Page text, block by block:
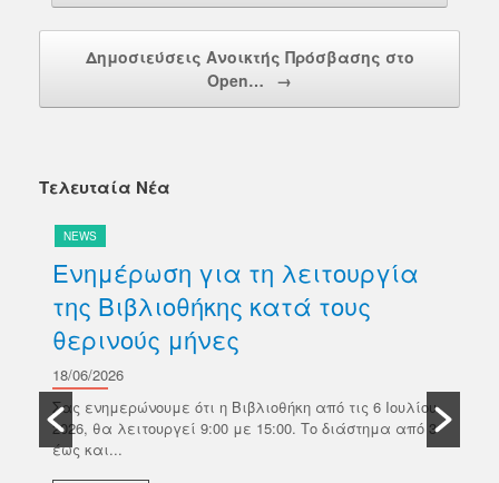
Δημοσιεύσεις Ανοικτής Πρόσβασης στο
Open…
→
Τελευταία Νέα
NEWS
Ενημέρωση για τη λειτουργία
της Βιβλιοθήκης κατά τους
θερινούς μήνες
18/06/2026
Σας ενημερώνουμε ότι η Βιβλιοθήκη από τις 6 Ιουλίου
2026, θα λειτουργεί 9:00 με 15:00. Το διάστημα από 3
έως και...